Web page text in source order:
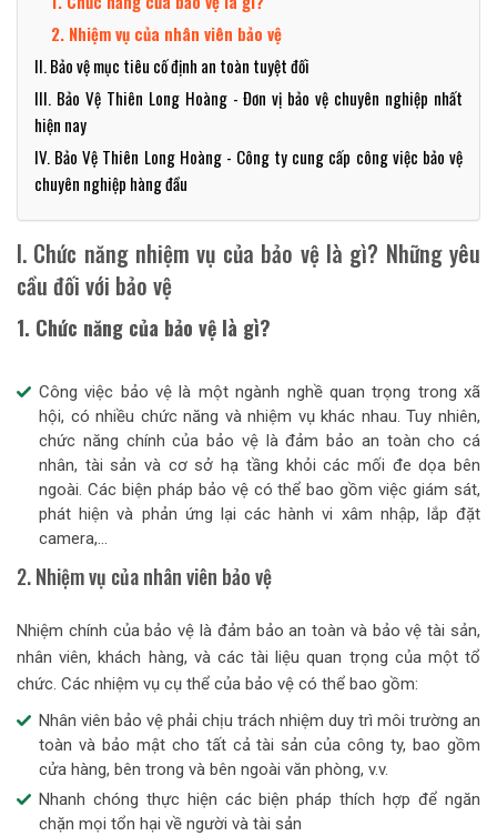
2. Nhiệm vụ của nhân viên bảo vệ
II. Bảo vệ mục tiêu cố định an toàn tuyệt đối
III. Bảo Vệ Thiên Long Hoàng - Đơn vị bảo vệ chuyên nghiệp nhất
hiện nay
IV. Bảo Vệ Thiên Long Hoàng - Công ty cung cấp công việc bảo vệ
chuyên nghiệp hàng đầu
I. Chức năng nhiệm vụ của bảo vệ là gì? Những yêu
cầu đối với bảo vệ
1. Chức năng của bảo vệ là gì?
Công việc bảo vệ là một ngành nghề quan trọng trong xã
hội, có nhiều chức năng và nhiệm vụ khác nhau. Tuy nhiên,
chức năng chính của bảo vệ là đảm bảo an toàn cho cá
nhân, tài sản và cơ sở hạ tầng khỏi các mối đe dọa bên
ngoài. Các biện pháp bảo vệ có thể bao gồm việc giám sát,
phát hiện và phản ứng lại các hành vi xâm nhập, lắp đặt
camera,...
2. Nhiệm vụ của nhân viên bảo vệ
Nhiệm chính của bảo vệ là đảm bảo an toàn và bảo vệ tài sản,
nhân viên, khách hàng, và các tài liệu quan trọng của một tổ
chức. Các nhiệm vụ cụ thể của bảo vệ có thể bao gồm:
Nhân viên bảo vệ phải chịu trách nhiệm duy trì môi trường an
toàn và bảo mật cho tất cả tài sản của công ty, bao gồm
cửa hàng, bên trong và bên ngoài văn phòng, v.v.
Nhanh chóng thực hiện các biện pháp thích hợp để ngăn
chặn mọi tổn hại về người và tài sản